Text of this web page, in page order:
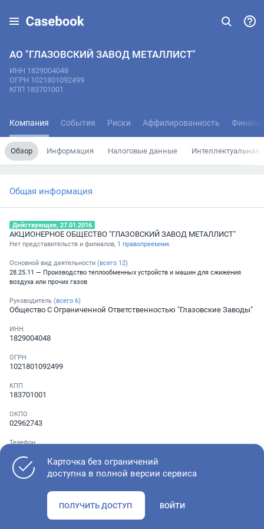
АО "ГЛАЗОВСКИЙ ЗАВОД МЕТАЛЛИСТ"
ИНН 1829004048
ОГРН 1021801092499
КПП 183701001
Компания События Риски Аффилированность
Обзор Информация Налоговые данные Интеллектуальная
Общая информация
Действующее, 27.01.2016
АКЦИОНЕРНОЕ ОБЩЕСТВО "ГЛАЗОВСКИЙ ЗАВОД МЕТАЛЛИСТ"
Нет представительств и филиалов, 1 правопреемник
Основной вид деятельности (всего 12)
28.25.11 — Производство теплообменных устройств и машин для сжижения
воздуха или прочих газов
Руководитель (всего 6)
Общество С Ограниченной Ответственностью "Глазовские Заводы"
ИНН
1829004048
ОГРН
1021801092499
КПП
183701001
ОКПО
02962743
Телефон
Как оценить состояние компании
Карточка без ограничений
доступна в полной версии сервиса
ПОЛУЧИТЬ ДОСТУП ВОЙТИ